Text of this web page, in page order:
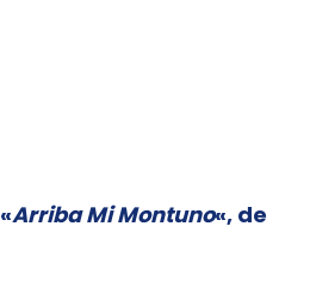
«Arriba Mi Montuno«, de